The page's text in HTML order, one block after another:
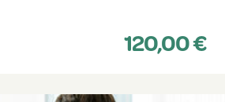
120,00 €